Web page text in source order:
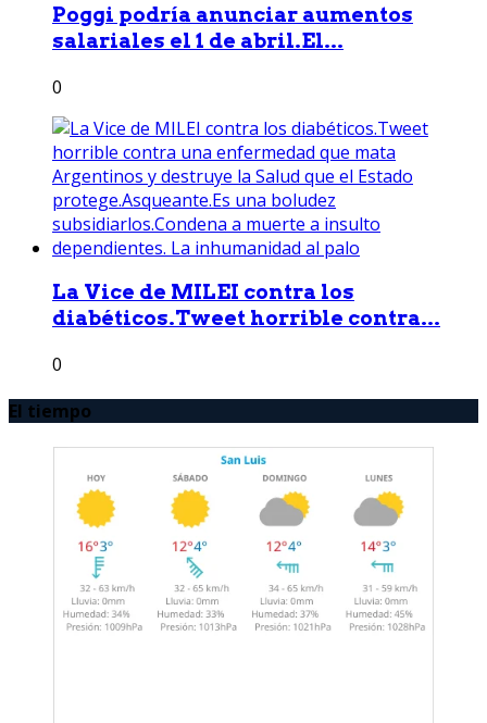
Poggi podría anunciar aumentos
salariales el 1 de abril.El...
0
La Vice de MILEI contra los
diabéticos.Tweet horrible contra...
0
El tiempo